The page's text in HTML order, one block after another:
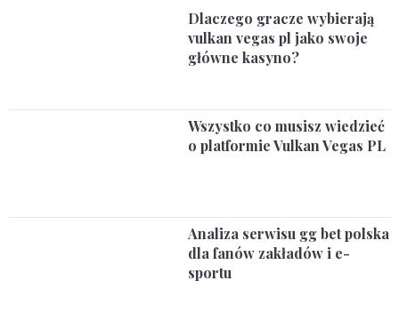
Dlaczego gracze wybierają
vulkan vegas pl jako swoje
główne kasyno?
Wszystko co musisz wiedzieć
o platformie Vulkan Vegas PL
Analiza serwisu gg bet polska
dla fanów zakładów i e-
sportu